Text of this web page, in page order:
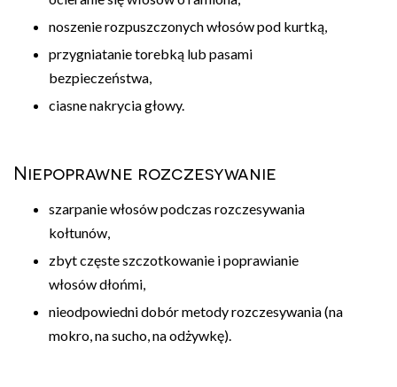
noszenie rozpuszczonych włosów pod kurtką,
przygniatanie torebką lub pasami
bezpieczeństwa,
ciasne nakrycia głowy.
Niepoprawne rozczesywanie
szarpanie włosów podczas rozczesywania
kołtunów,
zbyt częste szczotkowanie i poprawianie
włosów dłońmi,
nieodpowiedni dobór metody rozczesywania (na
mokro, na sucho, na odżywkę).